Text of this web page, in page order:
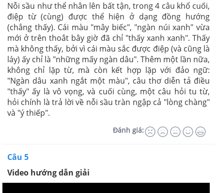
Nỗi sầu như thể nhân lên bất tận, trong 4 câu khổ cuối,
điệp từ (cùng) được thể hiện ở dạng đồng hướng
(chẳng thấy). Cái màu "mây biếc", "ngàn núi xanh" vừa
mới ở trên thoắt bây giờ đã chỉ "thấy xanh xanh". Thấy
mà không thấy, bởi vì cái màu sắc được điệp (và cũng là
láy) ấy chỉ là "những mấy ngàn dâu". Thêm một lần nữa,
không chỉ lặp từ, mà còn kết hợp lặp với đảo ngữ:
"Ngàn dâu xanh ngắt một màu", câu thơ diễn tả điều
"thấy" ấy là vô vọng, và cuối cùng, một câu hỏi tu từ,
hỏi chính là trả lời về nỗi sầu tràn ngập cả "lòng chàng"
và "ý thiếp".
Đánh giá:
Câu 5
Video hướng dẫn giải